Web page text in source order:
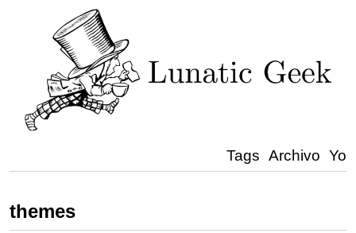
Tags Archivo Yo
themes